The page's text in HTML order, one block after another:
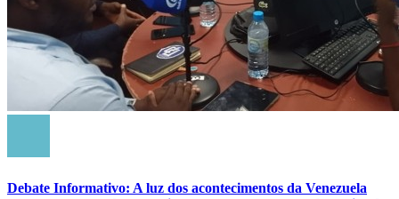
Debate Informativo: A luz dos acontecimentos da Venezuela